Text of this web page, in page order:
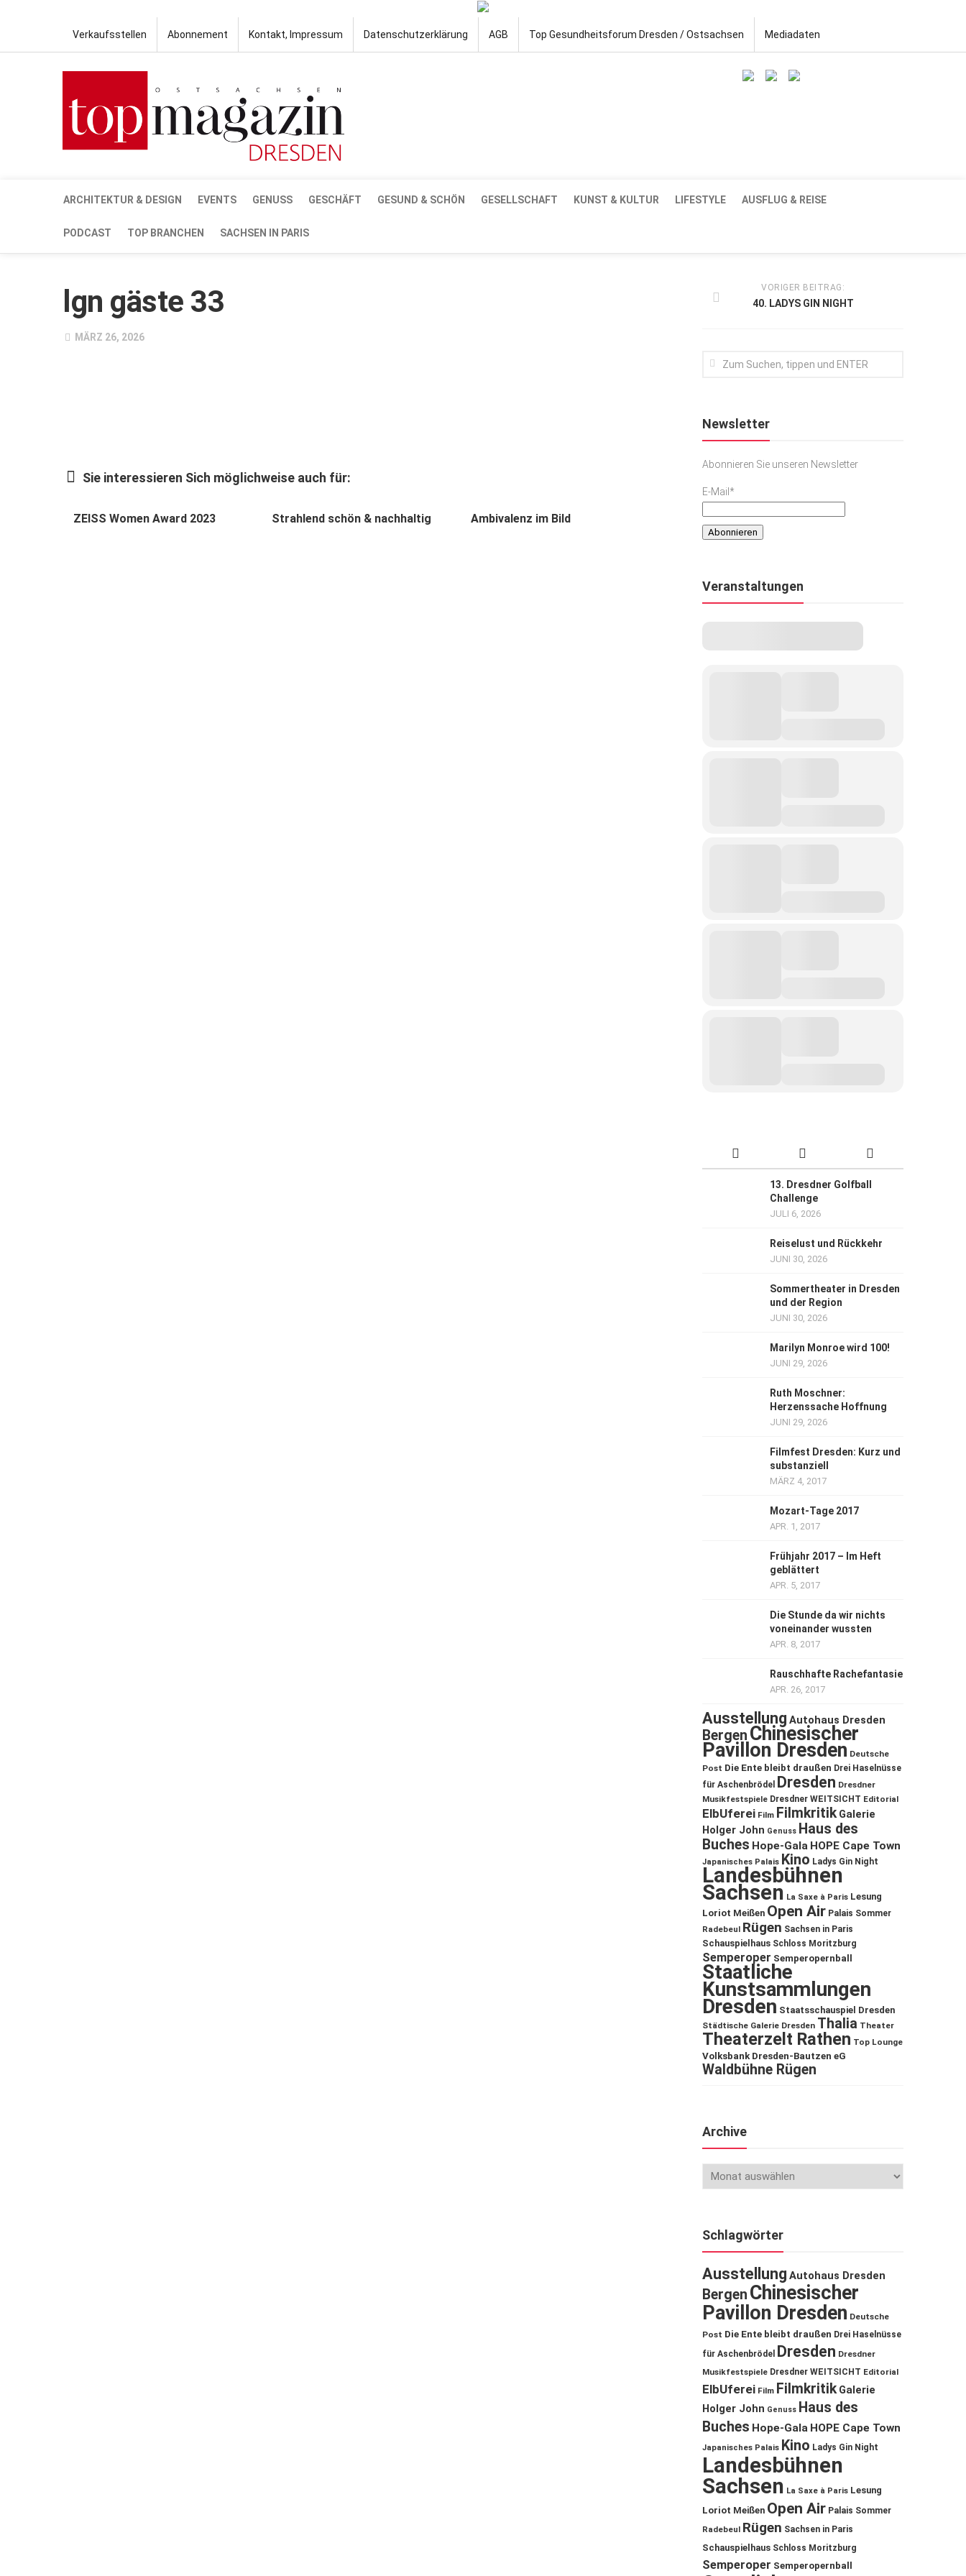
Verkaufsstellen Abonnement Kontakt, Impressum Datenschutzerklärung AGB Top Gesundheitsforum Dresden / Ostsachsen Mediadaten
ARCHITEKTUR & DESIGN EVENTS GENUSS GESCHÄFT GESUND & SCHÖN GESELLSCHAFT KUNST & KULTUR LIFESTYLE AUSFLUG & REISE
PODCAST TOP BRANCHEN SACHSEN IN PARIS
lgn gäste 33
MÄRZ 26, 2026
Sie interessieren Sich möglichweise auch für:
ZEISS Women Award 2023 Strahlend schön & nachhaltig Ambivalenz im Bild
VORIGER BEITRAG:
40. LADYS GIN NIGHT
Newsletter
Abonnieren Sie unseren Newsletter
E-Mail*
Veranstaltungen
13. Dresdner Golfball
Challenge
JULI 6, 2026
Reiselust und Rückkehr
JUNI 30, 2026
Sommertheater in Dresden
und der Region
JUNI 30, 2026
Marilyn Monroe wird 100!
JUNI 29, 2026
Ruth Moschner:
Herzenssache Hoffnung
JUNI 29, 2026
Filmfest Dresden: Kurz und
substanziell
MÄRZ 4, 2017
Mozart-Tage 2017
APR. 1, 2017
Frühjahr 2017 – Im Heft
geblättert
APR. 5, 2017
Die Stunde da wir nichts
voneinander wussten
APR. 8, 2017
Rauschhafte Rachefantasie
APR. 26, 2017
Ausstellung Autohaus Dresden
Bergen Chinesischer
Pavillon Dresden Deutsche
Post Die Ente bleibt draußen Drei Haselnüsse
für Aschenbrödel
Dresden Dresdner
Musikfestspiele Dresdner WEITSICHT Editorial
ElbUferei Film Filmkritik Galerie
Holger John Genuss Haus des
Buches Hope-Gala HOPE Cape Town
Japanisches Palais Kino Ladys Gin Night
Landesbühnen
Sachsen La Saxe à Paris Lesung
Loriot Meißen Open Air Palais Sommer
Radebeul Rügen Sachsen in Paris
Schauspielhaus Schloss Moritzburg
Semperoper Semperopernball
Staatliche
Kunstsammlungen
Dresden Staatsschauspiel Dresden
Städtische Galerie Dresden Thalia Theater
Theaterzelt Rathen Top Lounge
Volksbank Dresden-Bautzen eG
Waldbühne Rügen
Archive
Schlagwörter
Ausstellung Autohaus Dresden
Bergen Chinesischer
Pavillon Dresden Deutsche
Post Die Ente bleibt draußen Drei Haselnüsse
für Aschenbrödel
Dresden Dresdner
Musikfestspiele Dresdner WEITSICHT Editorial
ElbUferei Film Filmkritik Galerie
Holger John Genuss Haus des
Buches Hope-Gala HOPE Cape Town
Japanisches Palais Kino Ladys Gin Night
Landesbühnen
Sachsen La Saxe à Paris Lesung
Loriot Meißen Open Air Palais Sommer
Radebeul Rügen Sachsen in Paris
Schauspielhaus Schloss Moritzburg
Semperoper Semperopernball